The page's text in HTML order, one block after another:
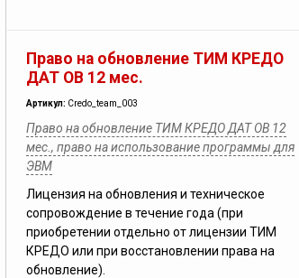
Право на обновление ТИМ КРЕДО
ДАТ ОВ 12 мес.
Артикул: Credo_team_003
Право на обновление ТИМ КРЕДО ДАТ ОВ 12
мес., право на использование программы для
ЭВМ
Лицензия на обновления и техническое
сопровождение в течение года (при
приобретении отдельно от лицензии ТИМ
КРЕДО или при восстановлении права на
обновление).